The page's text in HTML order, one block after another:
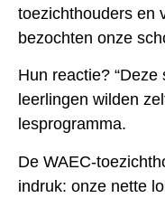
toezichthouders en
bezochten onze
Hun reactie?
leerlingen wilden
lesprogramma.
De WAEC-
indruk: onze nette